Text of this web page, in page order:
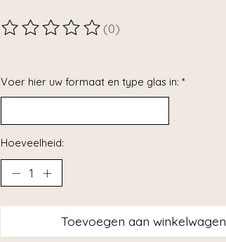
De beoordeling van dit product is
(0)
Voer hier uw formaat en type glas in: *
Hoeveelheid:
Toevoegen aan winkelwagen